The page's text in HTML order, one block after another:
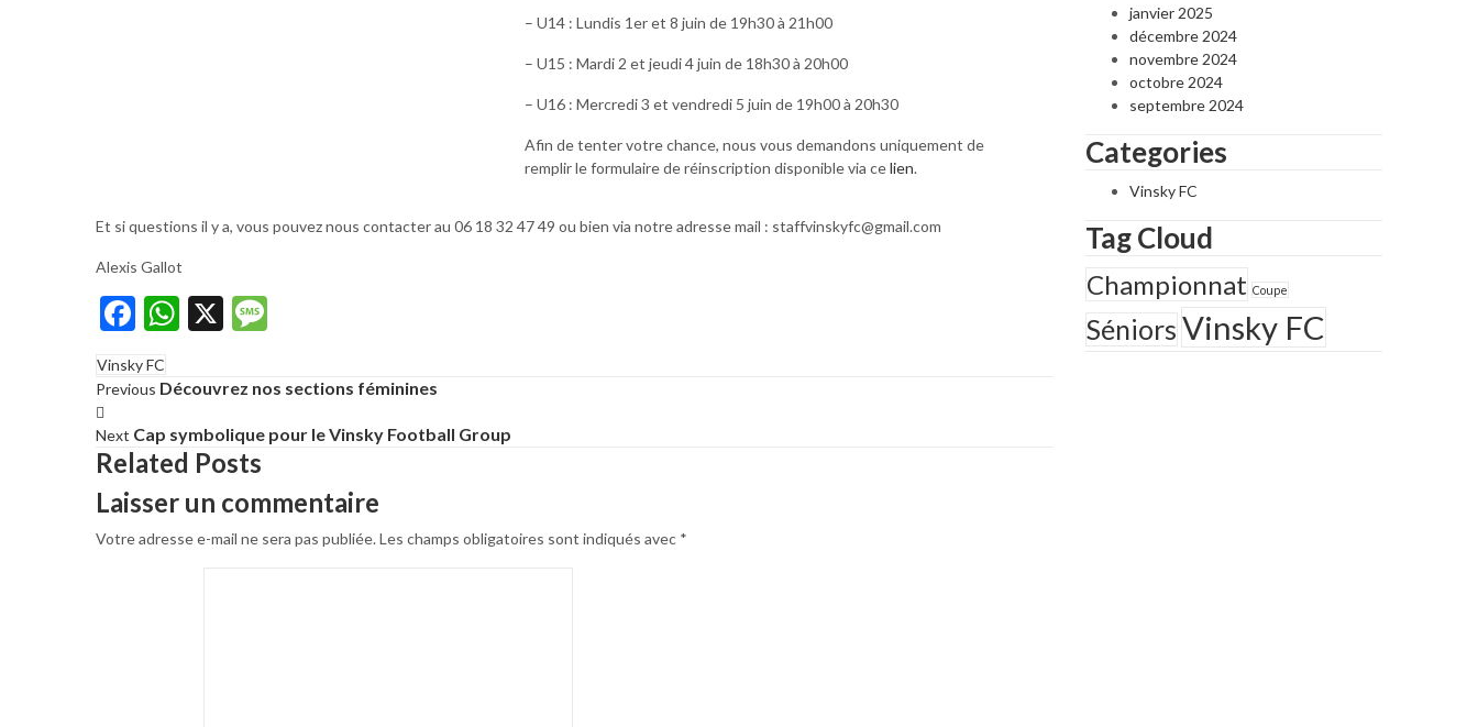
– U14 : Lundis 1er et 8 juin de 19h30 à 21h00
– U15 : Mardi 2 et jeudi 4 juin de 18h30 à 20h00
– U16 : Mercredi 3 et vendredi 5 juin de 19h00 à 20h30
Afin de tenter votre chance, nous vous demandons uniquement de
remplir le formulaire de réinscription disponible via celien.
Et si questions il y a, vous pouvez nous contacter au 06 18 32 47 49 ou bien via notre adresse mail : staffvinskyfc@gmail.com
Alexis Gallot
Facebook
WhatsApp
X
Vinsky FC
Previous Découvrez nos sections féminines
Next Cap symbolique pour le Vinsky Football Group
Related Posts
Laisser un commentaire
Votre adresse e-mail ne sera pas publiée.Les champs obligatoires sont indiqués avec *
janvier 2025
décembre 2024
novembre 2024
octobre 2024
septembre 2024
Categories
Vinsky FC
Tag Cloud
Championnat Coupe
Séniors Vinsky FC